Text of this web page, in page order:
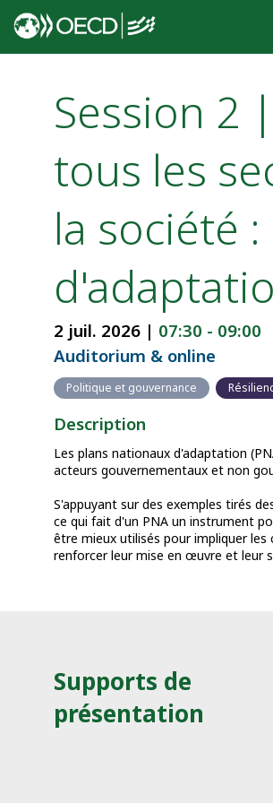
Session 2
tous les
la société
2 juil. 2026 | 07:30 - 09:00
Auditorium & online
Politique et gouvernance
Description
Les plans nationaux d'adaptation
acteurs gouvernementaux et non
S'appuyant sur des exemples tirés
ce qui fait d'un PNA un instrument
être mieux utilisés pour impliquer
renforcer leur mise en œuvre et leur
Supports de
présentation